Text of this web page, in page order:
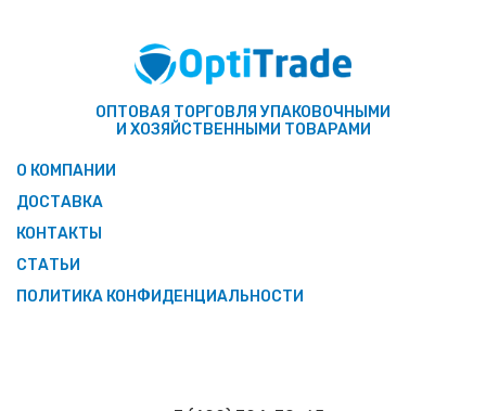
ОПТОВАЯ ТОРГОВЛЯ УПАКОВОЧНЫМИ
И ХОЗЯЙСТВЕННЫМИ ТОВАРАМИ
О КОМПАНИИ
ДОСТАВКА
КОНТАКТЫ
СТАТЬИ
ПОЛИТИКА КОНФИДЕНЦИАЛЬНОСТИ